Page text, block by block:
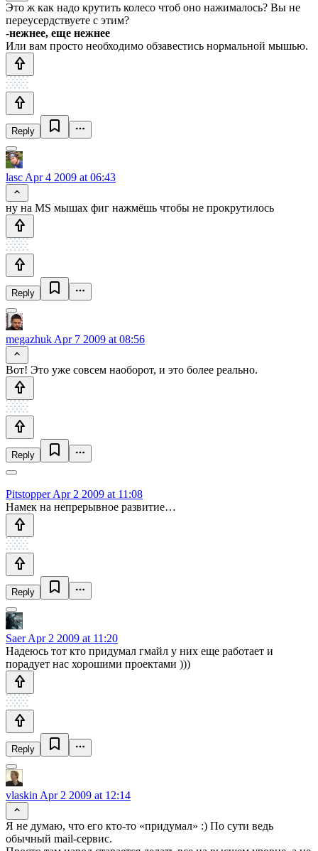
Это ж как надо крутить колесо чтоб оно нажималось? Вы не
переусердствуете с этим?
-нежнее, еще нежнее
Или вам просто необходимо обзавестись нормальной мышью.
Reply
lasc Apr 4 2009 at 06:43
ну на MS мышах фиг нажмёшь чтобы не прокрутилось
Reply
megazhuk Apr 7 2009 at 08:56
Вот! Это уже совсем наоборот, и это более реально.
Reply
PitstopperApr 2 2009 at 11:08
Намек на непрерывное развитие…
Reply
SaerApr 2 2009 at 11:20
Надеюсь тот кто придумал гмайл у них еще работает и
порадует нас хорошими проектами )))
Reply
vlaskin Apr 2 2009 at 12:14
Я не думаю, что его кто-то «придумал» :) По сути ведь
обычный mail-сервис.